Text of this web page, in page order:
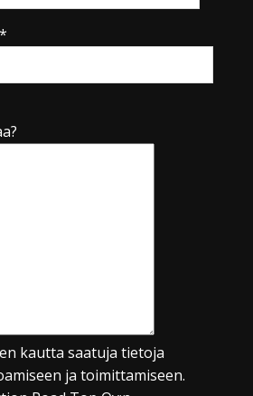
kautta saatuja tietoja
ja toimittamiseen.